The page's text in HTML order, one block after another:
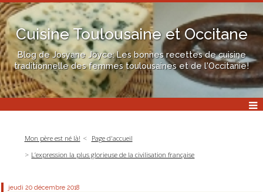
Cuisine Toulousaine et Occitane
Blog de Josyane Joyce: Les bonnes recettes de cuisine
traditionnelle des femmes toulousaines et de l'Occitanie!
Mon père est né là!
Page d'accueil
L’expression la plus glorieuse de la civilisation française
jeudi 20 décembre 2018